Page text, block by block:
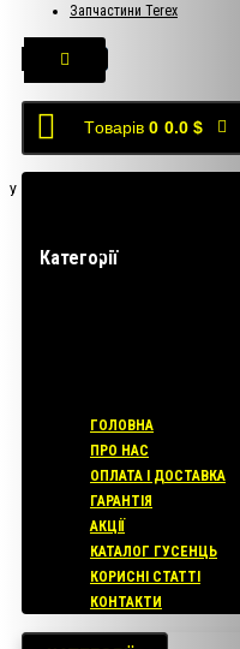
Запчастини Terex
Tоварів 0 0.0 $
У кошику порожньо!
Категорії
ГОЛОВНА
ПРО НАС
ОПЛАТА І ДОСТАВКА
ГАРАНТІЯ
АКЦІЇ
КАТАЛОГ ГУСЕНЦЬ
КОРИСНІ СТАТТІ
КОНТАКТИ